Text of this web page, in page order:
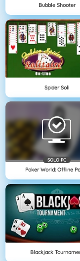
Bubble Shooter
Spider Soli
SOLO PC
Poker World: Offline
Blackjack